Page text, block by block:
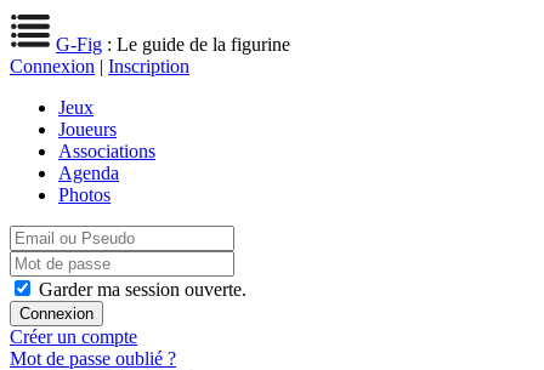
G-Fig : Le guide de la figurine
Connexion | Inscription
Jeux
Joueurs
Associations
Agenda
Photos
Garder ma session ouverte.
Créer un compte
Mot de passe oublié ?